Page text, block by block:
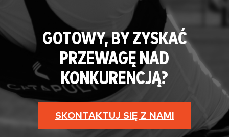
GOTOWY, BY ZYSKAĆ
PRZEWAGĘ NAD
KONKURENCJĄ?
SKONTAKTUJ SIĘ Z NAMI